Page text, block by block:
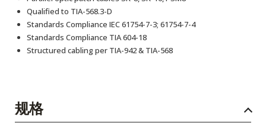
Qualified to TIA-568.3-D
Standards Compliance IEC 61754-7-3; 61754-7-4
Standards Compliance TIA 604-18
Structured cabling per TIA-942 & TIA-568
规格